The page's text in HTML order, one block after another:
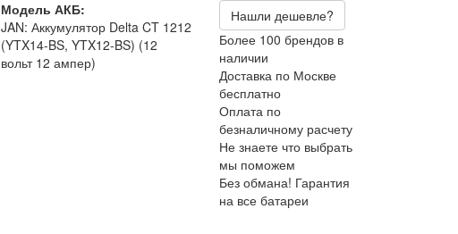
Модель АКБ:
JAN: Аккумулятор Delta CT 1212
(YTX14-BS, YTX12-BS) (12
вольт 12 ампер)
Нашли дешевле?
Более 100 брендов в
наличии
Доставка по Москве
бесплатно
Оплата по
безналичному расчету
Не знаете что выбрать
мы поможем
Без обмана! Гарантия
на все батареи